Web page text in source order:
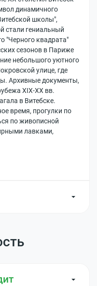
динамичного
школы",
стали гениальный
"Черного квадрата"
сезонов в Париже
небольшого уютного
улице, где
Архивные документы,
XIX-XX вв.
в Витебске.
время, прогулки по
по живописной
лавками,